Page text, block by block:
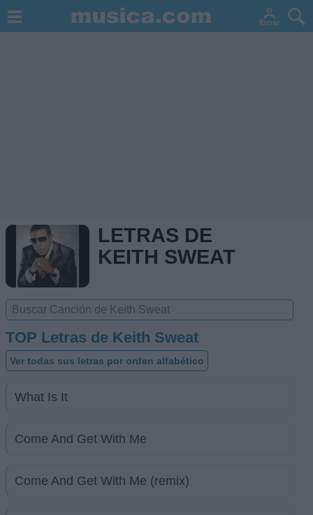
LETRAS DE
KEITH SWEAT
TOP Letras de Keith Sweat
Ver todas sus letras por orden alfabético
What Is It
Come And Get With Me
Come And Get With Me (remix)